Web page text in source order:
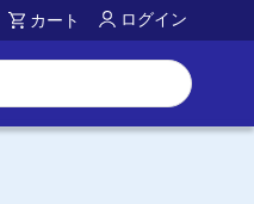
カート ログイン